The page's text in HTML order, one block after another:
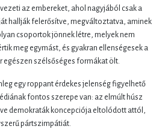
az embereket, ahol nagyjából csak a
hallják felerősítve, megváltoztatva, aminek
csoportok jönnek létre, melyek nem
meg egymást, és gyakran ellenségesek a
egészen szélsőséges formákat ölt.
egy roppant érdekes jelenség figyelhető
fontos szerepe van: az elmúlt húsz
demokraták koncepciója eltolódott attól,
pártszimpátiát.